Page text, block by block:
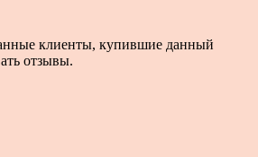
клиенты, купившие данный
отзывы.